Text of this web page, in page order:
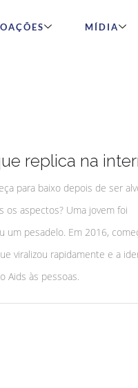
MÍDIA
replica na
para baixo depois de ser
aspectos? Uma jovem foi
um pesadelo. Em 2016,
viralizou rapidamente e a
Aids às pessoas.